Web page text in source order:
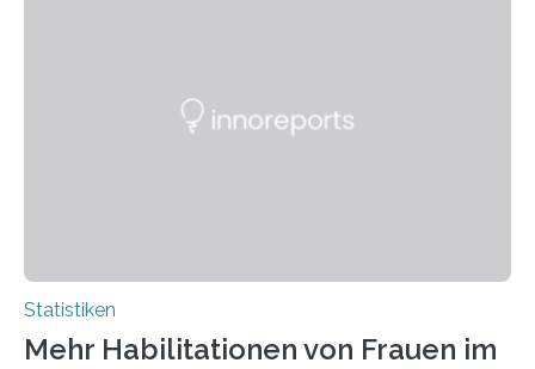
Statistiken
Mehr Habilitationen von Frauen im